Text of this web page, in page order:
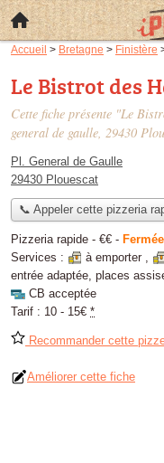
Accueil > Bretagne > Finistère
Le Bistrot des
Cette fiche présente "Le
general de gaulle, 29430
Pl. General de Gaulle
29430 Plouescat
📞 Appeler cette pizzeria
Pizzeria rapide - €€ -
Services :
à emporter ,
entrée adaptée, places
CB acceptée
Tarif : 10 - 15€ *
Recommander cette
Améliorer cette fiche